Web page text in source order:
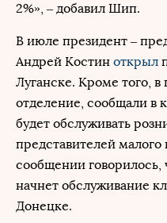
2%», – добавил Шип.
В июле президент –
Андрей Костин открыл
Луганске. Кроме того, в
отделение, сообщали в
будет обслуживать
представителей малого
сообщении говорилось,
начнет обслуживание
Донецке.